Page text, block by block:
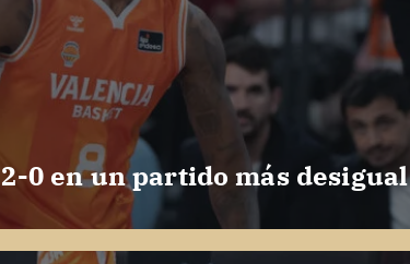
0 en un partido más desigual